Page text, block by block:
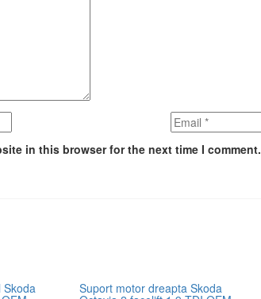
in this browser for the next time I comment.
Skoda Suport motor dreapta Skoda